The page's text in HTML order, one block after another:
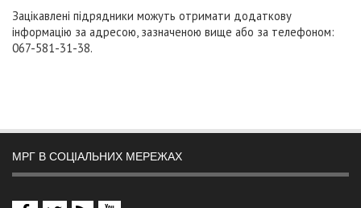
Зацікавлені підрядники можуть отримати додаткову
інформацію за адресою, зазначеною вище або за телефоном:
067-581-31-38.
МРГ В СОЦІАЛЬНИХ МЕРЕЖАХ